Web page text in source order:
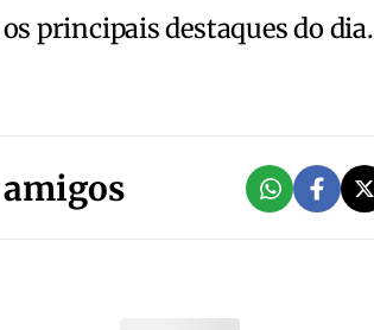
principais destaques do dia.